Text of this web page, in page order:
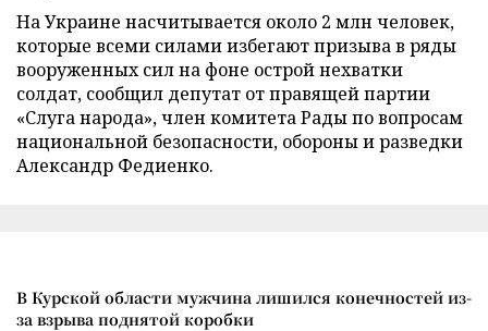
На Украине насчитывается около 2 млн человек,
которые всеми силами избегают призыва в ряды
вооруженных сил на фоне острой нехватки
солдат, сообщил депутат от правящей партии
«Слуга народа», член комитета Рады по вопросам
национальной безопасности, обороны и разведки
Александр Федиенко.
В Курской области мужчина лишился конечностей из-
за взрыва поднятой коробки